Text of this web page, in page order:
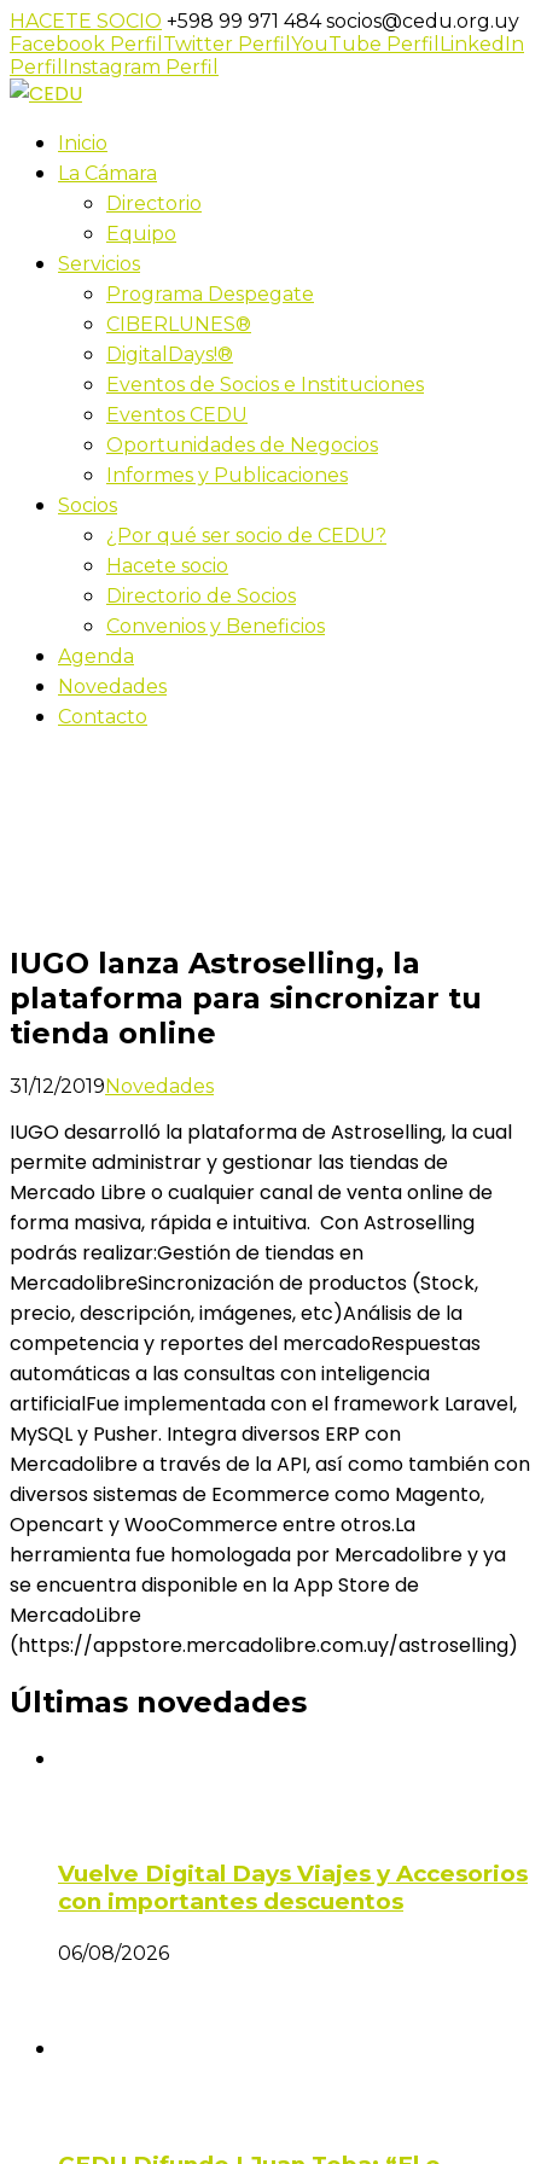
HACETE SOCIO +598 99 971 484socios@cedu.org.uy
Facebook Perfil Twitter Perfil YouTube Perfil LinkedIn
Perfil Instagram Perfil
Inicio
La Cámara
Directorio
Equipo
Servicios
Programa Despegate
CIBERLUNES®
DigitalDays!®
Eventos de Socios e Instituciones
Eventos CEDU
Oportunidades de Negocios
Informes y Publicaciones
Socios
¿Por qué ser socio de CEDU?
Hacete socio
Directorio de Socios
Convenios y Beneficios
Agenda
Novedades
Contacto
IUGO lanza Astroselling, la
plataforma para sincronizar tu
tienda online
31/12/2019Novedades
IUGO desarrolló la plataforma de Astroselling, la cual
permite administrar y gestionar las tiendas de
Mercado Libre o cualquier canal de venta online de
forma masiva, rápida e intuitiva. Con Astroselling
podrás realizar:Gestión de tiendas en
MercadolibreSincronización de productos (Stock,
precio, descripción, imágenes, etc)Análisis de la
competencia y reportes del mercadoRespuestas
automáticas a las consultas con inteligencia
artificialFue implementada con el framework Laravel,
MySQL y Pusher. Integra diversos ERP con
Mercadolibre a través de la API, así como también con
diversos sistemas de Ecommerce como Magento,
Opencart y WooCommerce entre otros.La
herramienta fue homologada por Mercadolibre y ya
se encuentra disponible en la App Store de
MercadoLibre
(https://appstore.mercadolibre.com.uy/astroselling)
Últimas novedades
Vuelve Digital Days Viajes y Accesorios
con importantes descuentos
06/08/2026